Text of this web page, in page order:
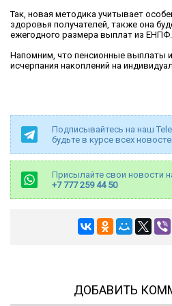
Так, новая методика учитывает
здоровья получателей, также она
ежегодного размера выплат из ЕНПФ.
Напомним, что пенсионные выплаты
исчерпания накоплений на
Подписывайтесь на наш
будьте в курсе всех
Присылайте свои новости
+7 777 259 44 50
ДОБАВИТЬ